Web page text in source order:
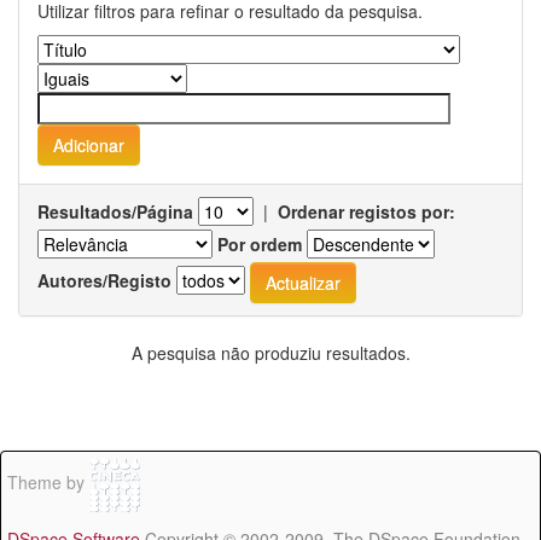
Utilizar filtros para refinar o resultado da pesquisa.
Resultados/Página | Ordenar registos por:
Por ordem
Autores/Registo
A pesquisa não produziu resultados.
Theme by